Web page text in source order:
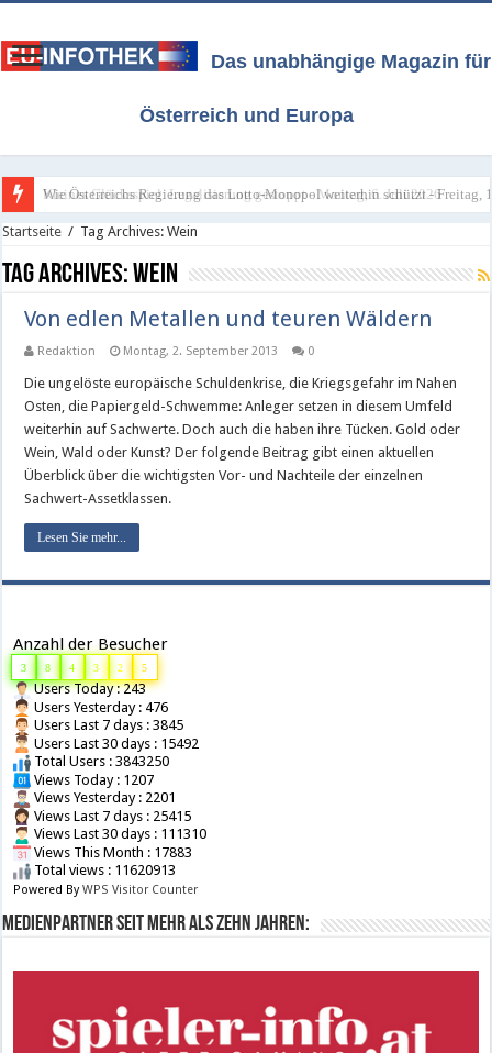
Das unabhängige Magazin für
Österreich und Europa
Wie Österreichs Regierung das Lotto-Monopol weiterhin schützt - Freitag,
Kleines Glücksspiel: Legalisierung gestoppt - Montag, 6. Juli 2026
Startseite / Tag Archives: Wein
Tag Archives:Wein
Von edlen Metallen und teuren Wäldern
Redaktion Montag, 2. September 2013 0
Die ungelöste europäische Schuldenkrise, die Kriegsgefahr im Nahen
Osten, die Papiergeld-Schwemme: Anleger setzen in diesem Umfeld
weiterhin auf Sachwerte. Doch auch die haben ihre Tücken. Gold oder
Wein, Wald oder Kunst? Der folgende Beitrag gibt einen aktuellen
Überblick über die wichtigsten Vor- und Nachteile der einzelnen
Sachwert-Assetklassen.
Lesen Sie mehr...
Anzahl der Besucher
3 8 4 3 2 5
Users Today : 243
Users Yesterday : 476
Users Last 7 days : 3845
Users Last 30 days : 15492
Total Users : 3843250
Views Today : 1207
Views Yesterday : 2201
Views Last 7 days : 25415
Views Last 30 days : 111310
Views This Month : 17883
Total views : 11620913
Powered ByWPS Visitor Counter
Medienpartner seit mehr als zehn Jahren: